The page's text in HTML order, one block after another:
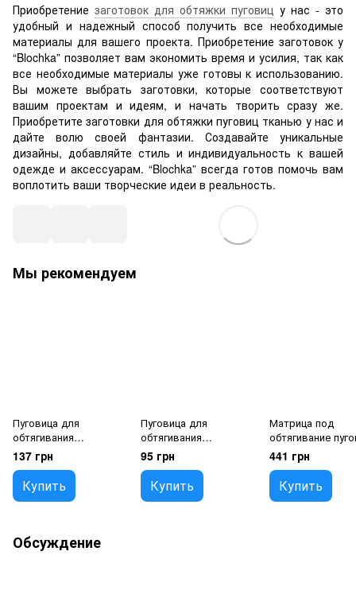
Приобретение заготовок для обтяжки пуговиц у нас - это
удобный и надежный способ получить все необходимые
материалы для вашего проекта. Приобретение заготовок у
“Blochka” позволяет вам экономить время и усилия, так как
все необходимые материалы уже готовы к использованию.
Вы можете выбрать заготовки, которые соответствуют
вашим проектам и идеям, и начать творить сразу же.
Приобретите заготовки для обтяжки пуговиц тканью у нас и
дайте волю своей фантазии. Создавайте уникальные
дизайны, добавляйте стиль и индивидуальность к вашей
одежде и аксессуарам. “Blochka” всегда готов помочь вам
воплотить ваши творческие идеи в реальность.
Мы рекомендуем
Пуговица для
обтягивания
(пластиковая) №36
(22мм) Черная 100 шт
137 грн
Купить
Пуговица для
обтягивания
(пластиковая) №20
(12.5мм) Белая 100 шт
95 грн
Купить
Матрица под
обтягивание
№16 (10 мм)
441 грн
Купить
Обсуждение